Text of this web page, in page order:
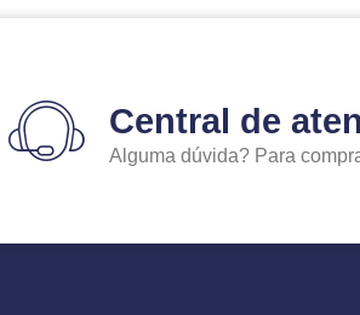
Central de
Alguma dúvida? Para